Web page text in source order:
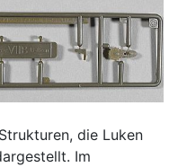
die Luken
Im